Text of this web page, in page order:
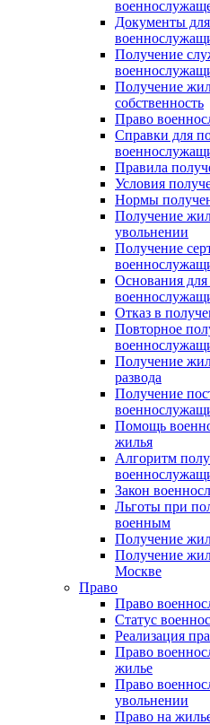
Документы
Получение
Получение
собственность
Право
Справки для
Правила
Условия
Нормы
Получение
увольнении
Получение
Основания
Отказ в
Повторное
Получение
развода
Получение
Помощь
жилья
Алгоритм
Закон
Льготы при
военным
Получение
Получение
Москве
Право
Право
Статус
Реализация
Право
жилье
Право
увольнении
Право на